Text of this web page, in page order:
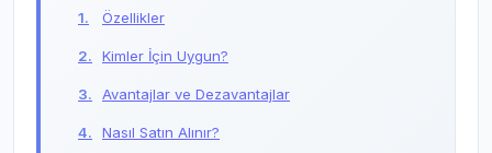
Özellikler
Kimler İçin Uygun?
Avantajlar ve Dezavantajlar
Nasıl Satın Alınır?